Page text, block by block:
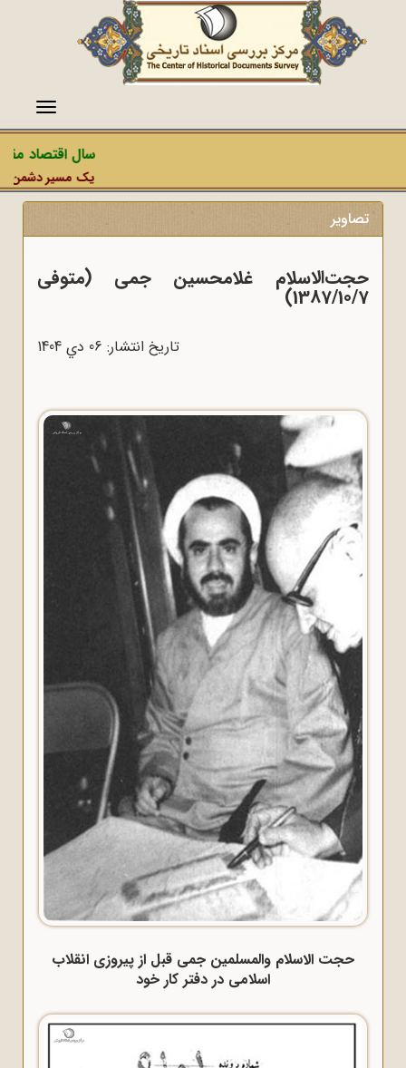
منو
سال اقتصاد
یک مسیر دشمن،
تصاویر
حجت‌الاسلام غلامحسین جمی (متوفی
1387/10/7)
تاریخ انتشار: 06 دي 1404
حجت الاسلام والمسلمین جمی قبل از پیروزی انقلاب
اسلامی در دفتر کار خود